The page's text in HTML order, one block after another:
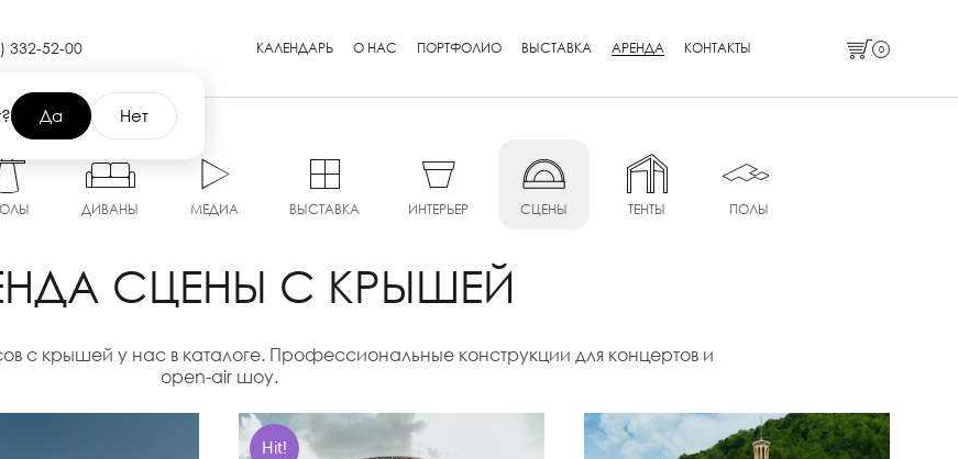
Да Нет
332-52-00 КАЛЕНДАРЬ О НАС ПОРТФОЛИО ВЫСТАВКА АРЕНДА КОНТАКТЫ 0
ДИВАНЫ МЕДИА ВЫСТАВКА ИНТЕРЬЕР СЦЕНЫ ТЕНТЫ ПОЛЫ
СЦЕНЫ С КРЫШЕЙ
с крышей у нас в каталоге. Профессиональные конструкции для концертов и
open-air шоу.
Hit!